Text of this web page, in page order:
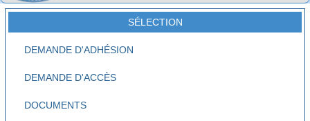
SÉLECTION
DEMANDE D'ADHÉSION
DEMANDE D'ACCÈS
DOCUMENTS